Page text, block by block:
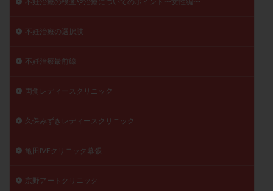
不妊治療の選択肢
不妊治療最前線
両角レディースクリニック
久保みずきレディースクリニック
亀田IVFクリニック幕張
京野アートクリニック